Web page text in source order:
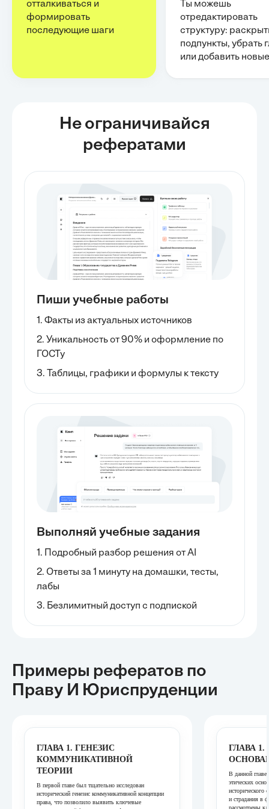
отталкиваться и
формировать
последующие шаги
Ты можешь
отредактировать
структуру:
подпункты, убрать
или добавить новые
Не ограничивайся
рефератами
Пиши учебные работы
1. Факты из актуальных источников
2. Уникальность от 90% и оформление по
ГОСТу
3. Таблицы, графики и формулы к тексту
Выполняй учебные задания
1. Подробный разбор решения от AI
2. Ответы за 1 минуту на домашки, тесты,
лабы
3. Безлимитный доступ с подпиской
Примеры рефератов по
Праву И Юриспруденции
ГЛАВА 1. ГЕНЕЗИС
КОММУНИКАТИВНОЙ
ТЕОРИИ
В первой главе был тщательно исследован
исторический генезис коммуникативной концепции
права, что позволило выявить ключевые
ГЛАВА
В данной главе
этических
исторического
и страдания в
рассмотрены